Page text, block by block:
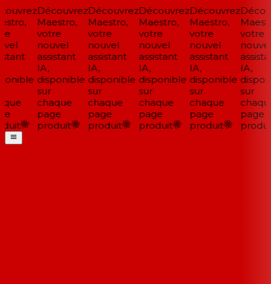
Découvrez
Maestro,
votre
nouvel
assistant
IA,
disponible
sur
chaque
page
produit
Découvrez
Maestro,
votre
nouvel
assistant
IA,
disponible
sur
chaque
page
produit
Découvrez
Maestro,
votre
nouvel
assistant
IA,
disponible
sur
chaque
page
produit
Découvrez
Maestro,
votre
nouvel
assistant
IA,
disponible
sur
chaque
page
produit
votre
nouvel
IA,
sur
chaque
page
produit